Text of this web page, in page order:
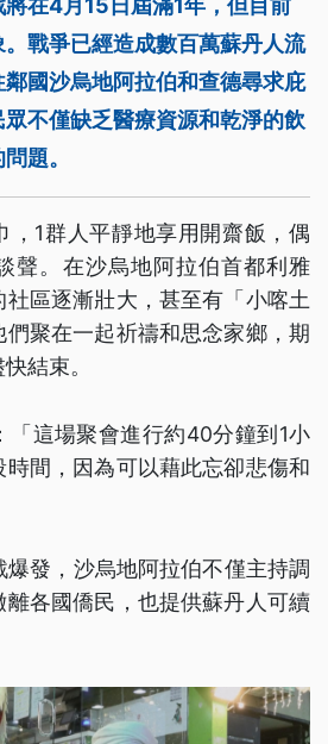
在4月15日屆滿1年，但目前
戰爭已經造成數百萬蘇丹人流
國沙烏地阿拉伯和查德尋求庇
不僅缺乏醫療資源和乾淨的飲
題。
，1群人平靜地享用開齋飯，偶
聲。在沙烏地阿拉伯首都利雅
區逐漸壯大，甚至有「小喀土
聚在一起祈禱和思念家鄉，期
結束。
「這場聚會進行約40分鐘到1小
間，因為可以藉此忘卻悲傷和
發，沙烏地阿拉伯不僅主持調
各國僑民，也提供蘇丹人可續